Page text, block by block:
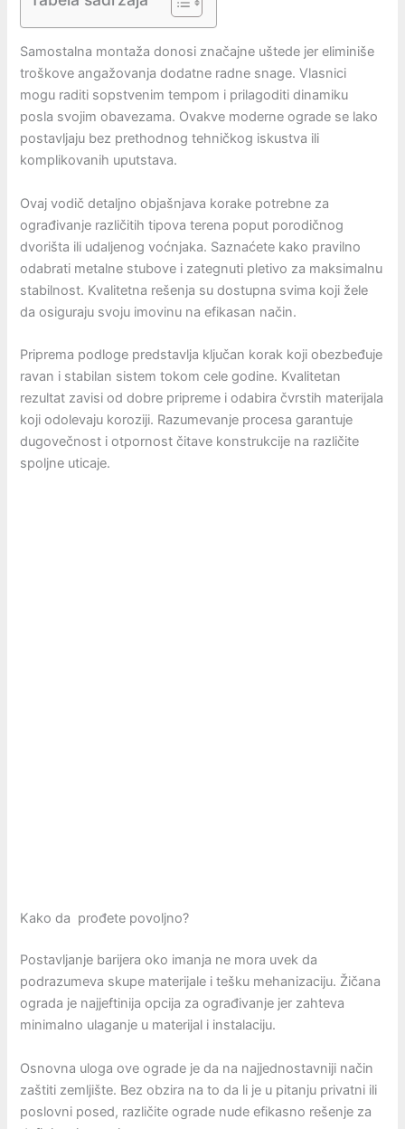
Samostalna montaža donosi značajne uštede jer eliminiše
troškove angažovanja dodatne radne snage. Vlasnici
mogu raditi sopstvenim tempom i prilagoditi dinamiku
posla svojim obavezama. Ovakve moderne ograde se lako
postavljaju bez prethodnog tehničkog iskustva ili
komplikovanih uputstava.
Ovaj vodič detaljno objašnjava korake potrebne za
ograđivanje različitih tipova terena poput porodičnog
dvorišta ili udaljenog voćnjaka. Saznaćete kako pravilno
odabrati metalne stubove i zategnuti pletivo za maksimalnu
stabilnost. Kvalitetna rešenja su dostupna svima koji žele
da osiguraju svoju imovinu na efikasan način.
Priprema podloge predstavlja ključan korak koji obezbeđuje
ravan i stabilan sistem tokom cele godine. Kvalitetan
rezultat zavisi od dobre pripreme i odabira čvrstih materijala
koji odolevaju koroziji. Razumevanje procesa garantuje
dugovečnost i otpornost čitave konstrukcije na različite
spoljne uticaje.
Kako da prođete povoljno?
Postavljanje barijera oko imanja ne mora uvek da
podrazumeva skupe materijale i tešku mehanizaciju. Žičana
ograda je najjeftinija opcija za ograđivanje jer zahteva
minimalno ulaganje u materijal i instalaciju.
Osnovna uloga ove ograde je da na najjednostavniji način
zaštiti zemljište. Bez obzira na to da li je u pitanju privatni ili
poslovni posed, različite ograde nude efikasno rešenje za